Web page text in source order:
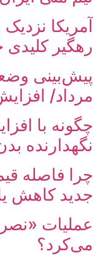
رهگیر
مرداد/
چگونه با
نگهدارنده
چرا فاصله
جدید کاهش
می‌کرد؟